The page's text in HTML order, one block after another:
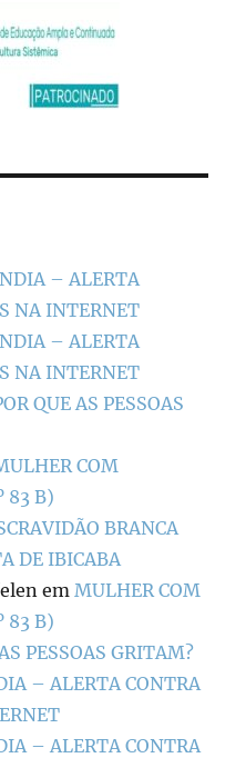
– ALERTA
NA INTERNET
– ALERTA
NA INTERNET
QUE AS PESSOAS
COM
83 B)
BRANCA
DE IBICABA
em MULHER COM
83 B)
PESSOAS GRITAM?
– ALERTA CONTRA
– ALERTA CONTRA